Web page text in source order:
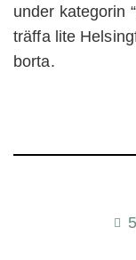
under kategorin
träffa lite
borta.